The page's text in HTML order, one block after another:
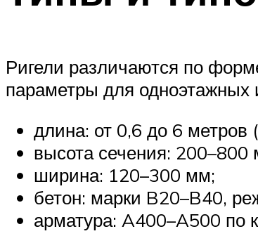
Ригели различаются по
параметры для одноэтажных
длина: от 0,6 до 6 метров
высота сечения: 200–800
ширина: 120–300 мм;
бетон: марки B20–B40,
арматура: A400–A500 по